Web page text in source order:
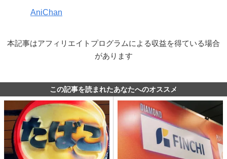
AniChan
本記事はアフィリエイトプログラムによる収益を得ている場合
があります
この記事を読まれたあなたへのオススメ